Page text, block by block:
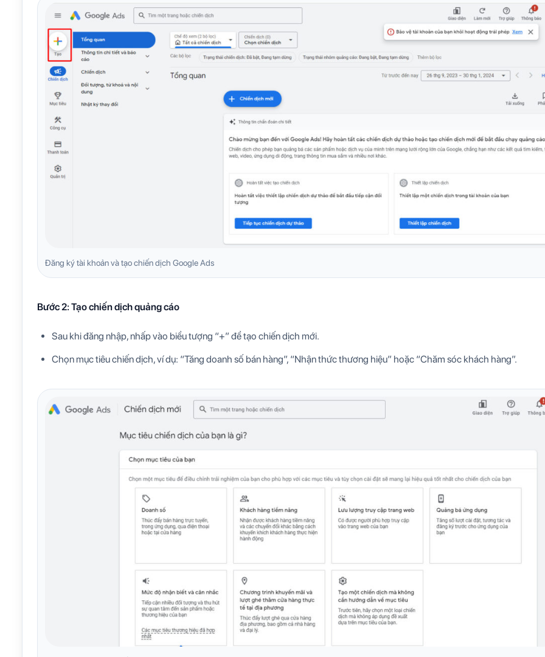
Đăng ký tài khoản và tạo chiến dịch Google Ads
Bước 2: Tạo chiến dịch quảng cáo
Sau khi đăng nhập, nhấp vào biểu tượng “+” để tạo chiến dịch mới.
Chọn mục tiêu chiến dịch, ví dụ: “Tăng doanh số bán hàng”, “Nhận thức thương hiệu” hoặc “Chăm sóc khách hàng”.